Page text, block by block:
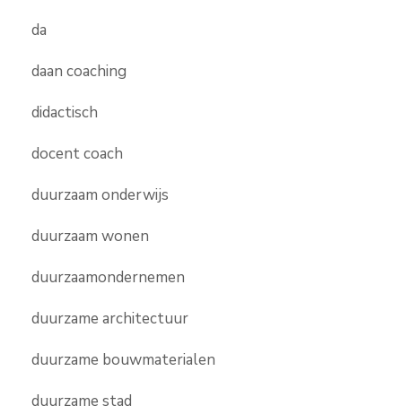
da
daan coaching
didactisch
docent coach
duurzaam onderwijs
duurzaam wonen
duurzaamondernemen
duurzame architectuur
duurzame bouwmaterialen
duurzame stad